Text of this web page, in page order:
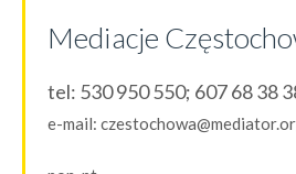
Mediacje
tel: 530 950 550; 607 68 38
e-mail: